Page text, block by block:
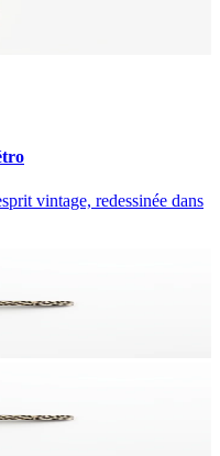
vintage, redessinée dans